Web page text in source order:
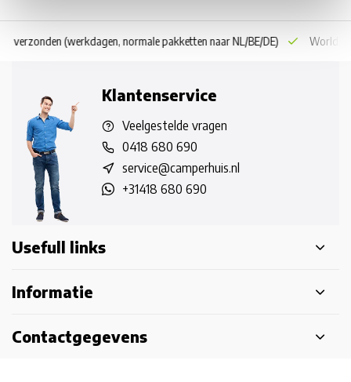
verzonden (werkdagen, normale pakketten naar NL/BE/DE) World
Klantenservice
Veelgestelde vragen
0418 680 690
service@camperhuis.nl
+31418 680 690
Usefull links
Informatie
Contactgegevens